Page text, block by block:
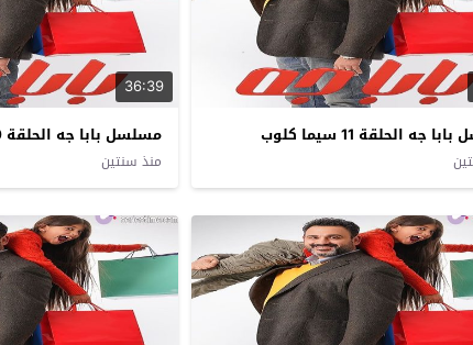
جه الحلقة 11 سيما كلوب
36:39
مسلسل بابا جه الحلقة 10 سيما كلوب
منذ سنتين